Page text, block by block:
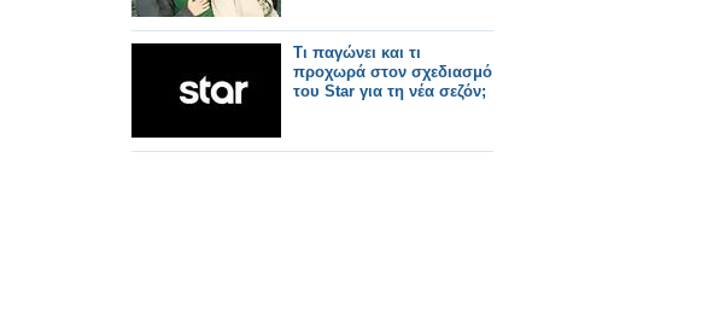
Τι παγώνει και τι
προχωρά στον σχεδιασμό
του Star για τη νέα σεζόν;